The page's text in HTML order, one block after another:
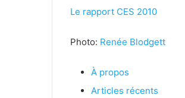
Le rapport CES 2010
Photo: Renée Blodgett
À propos
Articles récents